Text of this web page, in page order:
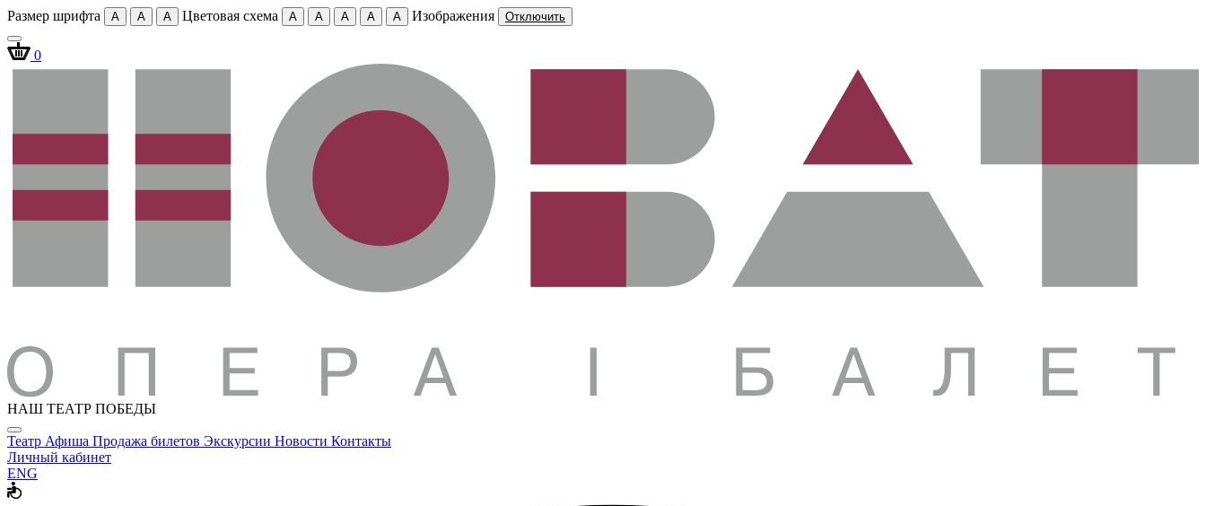
Размер шрифта A A A Цветовая схема A A A A A Изображения Отключить
0
НАШ ТЕАТР ПОБЕДЫ
Театр Афиша Продажа билетов Экскурсии Новости Контакты
Личный кабинет
ENG